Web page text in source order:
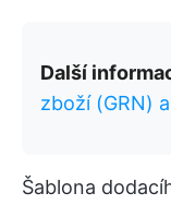
Další
zboží (GRN)
Šablona